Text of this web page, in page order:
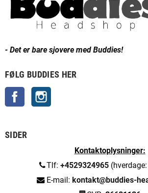
- Det er bare sjovere med Buddies!
FØLG BUDDIES HER
Facebook
SIDER
Kontaktoplysninger:
Tlf: +4529324965
E-mail: kontakt@buddies-